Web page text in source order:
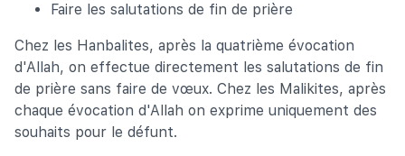
Faire les salutations de fin de prière
Chez les Hanbalites, après la quatrième évocation
d'Allah, on effectue directement les salutations de fin
de prière sans faire de vœux. Chez les Malikites, après
chaque évocation d'Allah on exprime uniquement des
souhaits pour le défunt.